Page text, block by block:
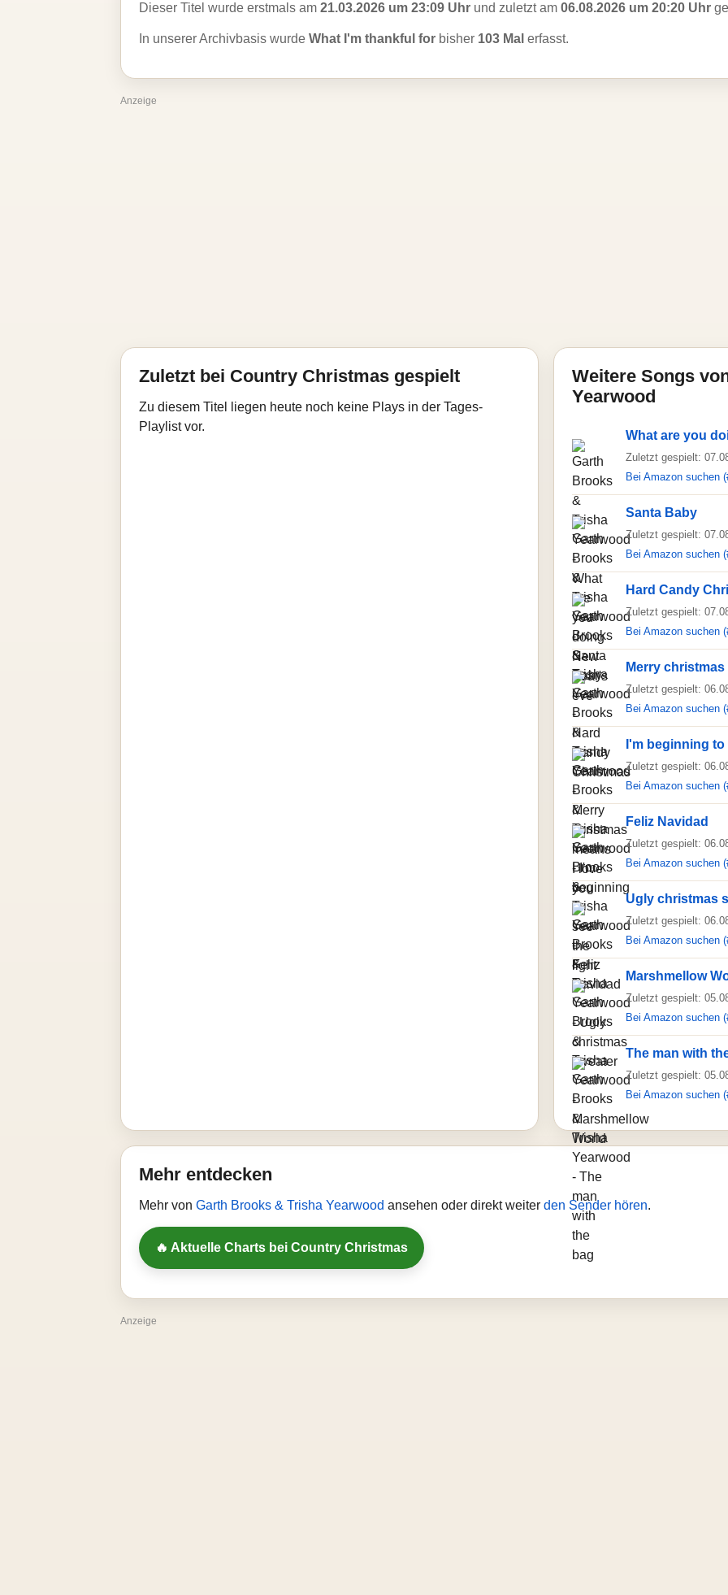
Dieser Titel wurde erstmals am 21.03.2026 um 23:09 Uhr und zuletzt am 06.08.2026 um 20:20 Uhr
In unserer Archivbasis wurde What I'm thankful for bisher 103 Mal erfasst.
Anzeige
Zuletzt bei Country Christmas gespielt
Zu diesem Titel liegen heute noch keine Plays in der Tages-
Playlist vor.
Weitere Songs
Yearwood
What are you
Zuletzt gespielt:
Bei Amazon suchen
Santa Baby
Zuletzt gespielt:
Bei Amazon suchen
Hard Candy
Zuletzt gespielt:
Bei Amazon suchen
Merry
Zuletzt gespielt:
Bei Amazon suchen
I'm beginning
Zuletzt gespielt:
Bei Amazon suchen
Feliz Navidad
Zuletzt gespielt:
Bei Amazon suchen
Ugly christmas
Zuletzt gespielt:
Bei Amazon suchen
Marshmellow
Zuletzt gespielt:
Bei Amazon suchen
The man with
Zuletzt gespielt:
Bei Amazon suchen
Mehr entdecken
Mehr von Garth Brooks & Trisha Yearwood ansehen oder direkt weiter den Sender hören.
🔥 Aktuelle Charts bei Country Christmas
Anzeige